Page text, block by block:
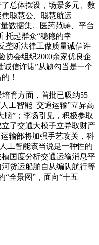
总体摆设，场景多元、数
聪慧公、聪慧航运
数据集。医药范畴、平台
托起群众“稳稳的幸
垄断法律工做质量诚信许
会组织2000余家优良企
诚信许诺”从题勾当是一个
！
育方面，首批已吸纳55
工智能+交通运输”立异高
脑”；李扬引见，积极参取
了交通大模子立异取财产
输部将加强手艺攻关，科
工智能该当说是一种性的
国度分析交通运输消息平
货运船舶自从编队航行等
“全景图”，面向“十五